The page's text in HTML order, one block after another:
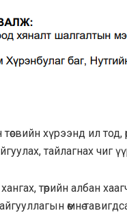
хүрээнд ил тод,
тайлагнах чиг
төрийн албан
өмнө